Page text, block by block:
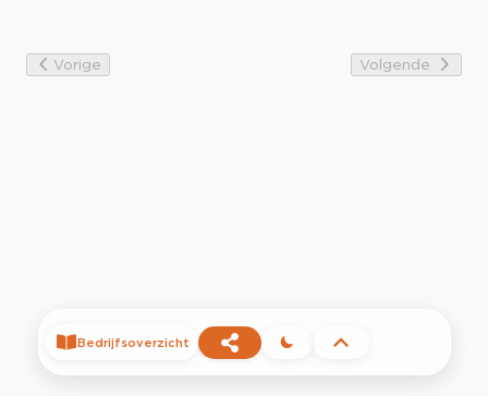
Vorige Volgende
Bedrijfsoverzicht